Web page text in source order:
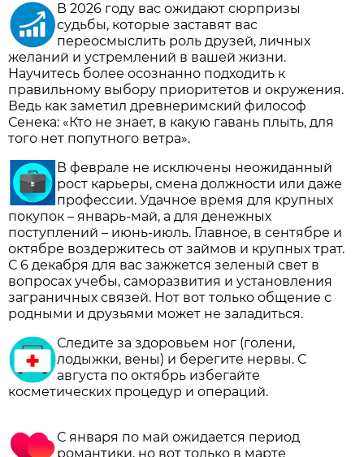
В 2026 году вас ожидают сюрпризы
судьбы, которые заставят вас
переосмыслить роль друзей, личных
желаний и устремлений в вашей жизни.
Научитесь более осознанно подходить к
правильному выбору приоритетов и окружения.
Ведь как заметил древнеримский философ
Сенека: «Кто не знает, в какую гавань плыть, для
того нет попутного ветра».
В феврале не исключены неожиданный
рост карьеры, смена должности или даже
профессии. Удачное время для крупных
покупок – январь-май, а для денежных
поступлений – июнь-июль. Главное, в сентябре и
октябре воздержитесь от займов и крупных трат.
С 6 декабря для вас зажжется зеленый свет в
вопросах учебы, саморазвития и установления
заграничных связей. Нот вот только общение с
родными и друзьями может не заладиться.
Следите за здоровьем ног (голени,
лодыжки, вены) и берегите нервы. С
августа по октябрь избегайте
косметических процедур и операций.
С января по май ожидается период
романтики, но вот только в марте